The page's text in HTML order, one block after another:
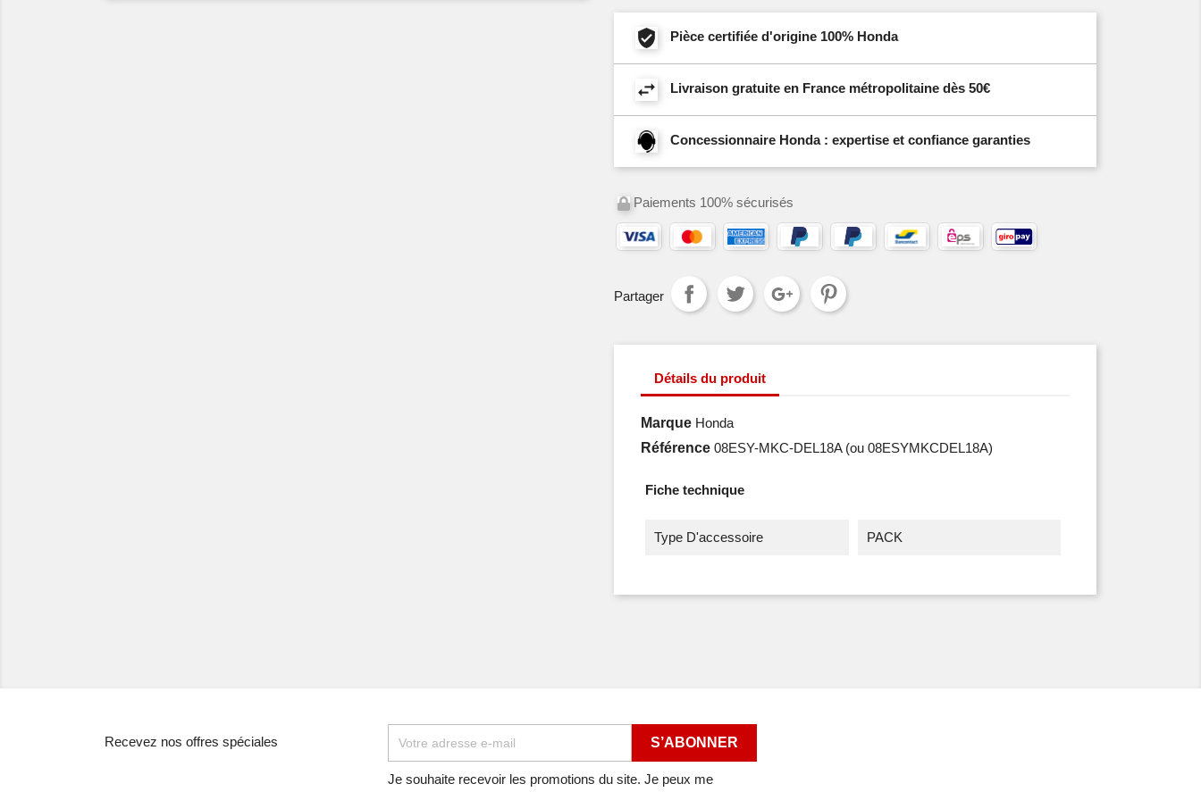
Pièce certifiée d'origine 100% Honda
Livraison gratuite en France métropolitaine dès 50€
Concessionnaire Honda : expertise et confiance garanties
Paiements 100% sécurisés
Partager
Détails du produit
Marque Honda
Référence 08ESY-MKC-DEL18A(ou 08ESYMKCDEL18A)
Fiche technique
Type D'accessoire PACK
Recevez nos offres spéciales
Je souhaite recevoir les promotions du site. Je peux me